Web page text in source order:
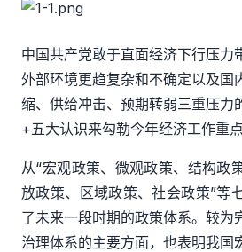
中国共产党敢于直面经济下行压力
外部环境更趋复杂和不确定以及国
缩、供给冲击、预期转弱三重压力
+五大认识来勾勒今年经济工作重点
从“宏观政策、微观政策、结构政
放政策、区域政策、社会政策”等
了未来一段时期的政策体系。较为
治理体系的主要方面，也表明我国